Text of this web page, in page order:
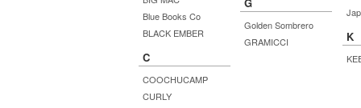
Blue Books Co
BLACK EMBER
C
COOCHUCAMP
CURLY
Golden Sombrero
GRAMICCI
K